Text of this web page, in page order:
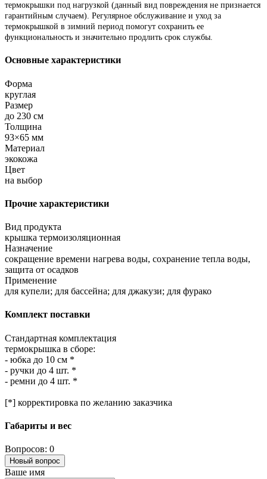
термокрышки под нагрузкой (данный вид повреждения не признается
гарантийным случаем). Регулярное обслуживание и уход за
термокрышкой в зимний период помогут сохранить ее
функциональность и значительно продлить срок службы.
Основные характеристики
Форма
круглая
Размер
до 230 см
Толщина
93×65 мм
Материал
экокожа
Цвет
на выбор
Прочие характеристики
Вид продукта
крышка термоизоляционная
Назначение
сокращение времени нагрева воды, сохранение тепла воды,
защита от осадков
Применение
для купели; для бассейна; для джакузи; для фурако
Комплект поставки
Стандартная комплектация
термокрышка в сборе:
- юбка до 10 см *
- ручки до 4 шт. *
- ремни до 4 шт. *
[*] корректировка по желанию заказчика
Габариты и вес
Вопросов: 0
Новый вопрос
Ваше имя